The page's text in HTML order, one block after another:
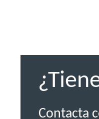
Contacta